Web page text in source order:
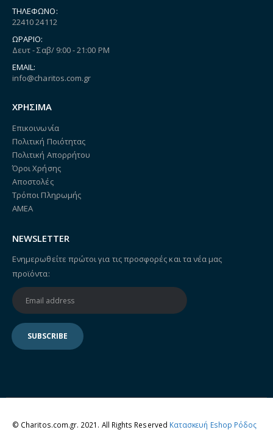
ΤΗΛΈΦΩΝΟ:
22410 24112
ΩΡΆΡΙΟ:
Δευτ - Σαβ/ 9:00 - 21:00 PM
EMAIL:
info@charitos.com.gr
ΧΡΗΣΙΜΑ
Επικοινωνία
Πολιτική Ποιότητας
Πολιτική Απορρήτου
Όροι Χρήσης
Αποστολές
Τρόποι Πληρωμής
ΑΜΕΑ
NEWSLETTER
Ενημερωθείτε πρώτοι για τις προσφορές και τα νέα μας
προϊόντα:
© Charitos.com.gr. 2021. All Rights Reserved Κατασκευή Eshop Ρόδος